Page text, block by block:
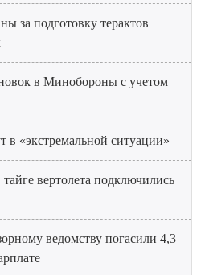
за подготовку терактов
в Минобороны с учетом
«экстремальной ситуации»
вертолета подключились
ведомству погасили 4,3